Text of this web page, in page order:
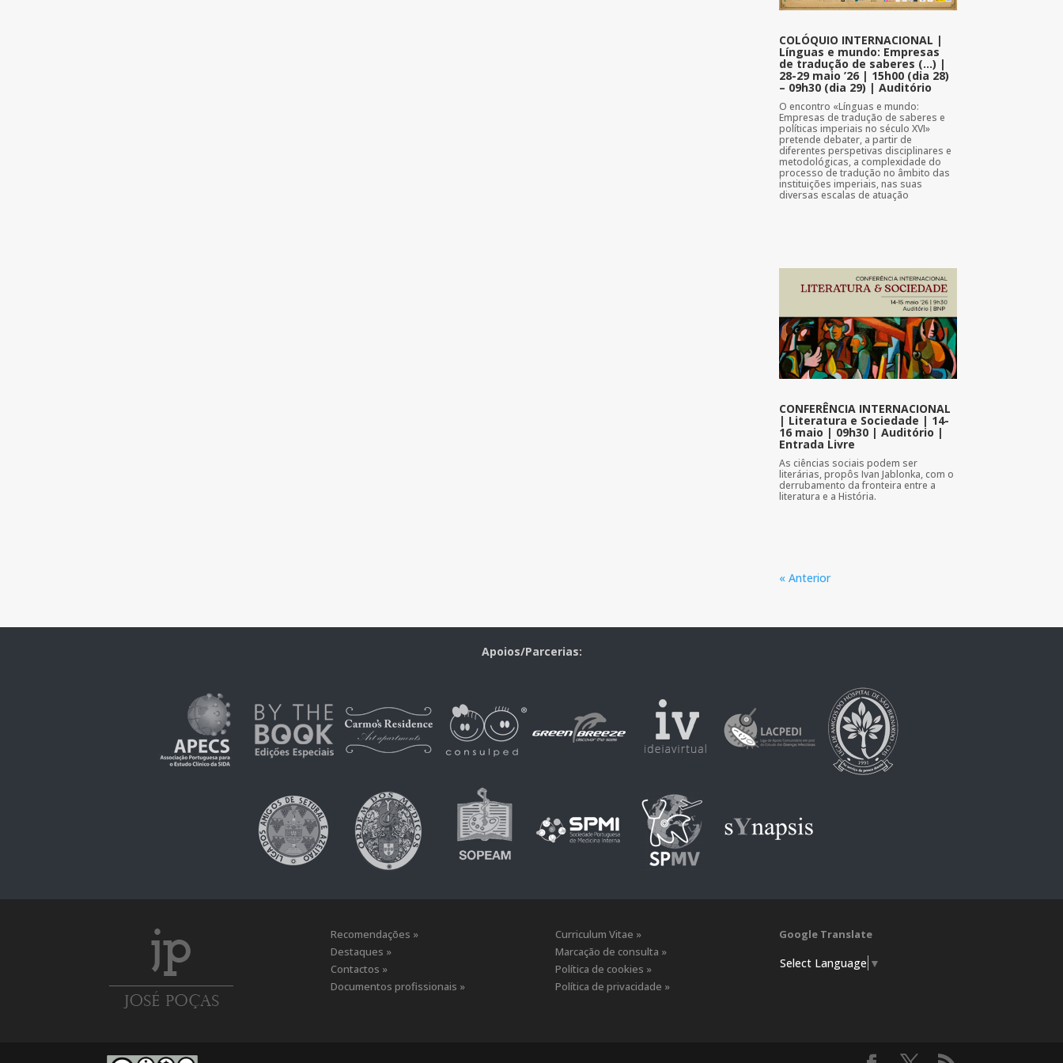
COLÓQUIO INTERNACIONAL |
Línguas e mundo: Empresas
de tradução de saberes (…) |
28-29 maio ’26 | 15h00 (dia 28)
– 09h30 (dia 29) | Auditório
O encontro «Línguas e mundo:
Empresas de tradução de saberes e
políticas imperiais no século XVI»
pretende debater, a partir de
diferentes perspetivas disciplinares e
metodológicas, a complexidade do
processo de tradução no âmbito das
instituições imperiais, nas suas
diversas escalas de atuação
CONFERÊNCIA INTERNACIONAL
| Literatura e Sociedade | 14-
16 maio | 09h30 | Auditório |
Entrada Livre
As ciências sociais podem ser
literárias, propôs Ivan Jablonka, com o
derrubamento da fronteira entre a
literatura e a História.
« Anterior
Apoios/Parcerias:
Recomendações »
Destaques »
Contactos »
Documentos profissionais »
Curriculum Vitae »
Marcação de consulta »
Política de cookies »
Política de privacidade »
Google Translate
Select Language ▼